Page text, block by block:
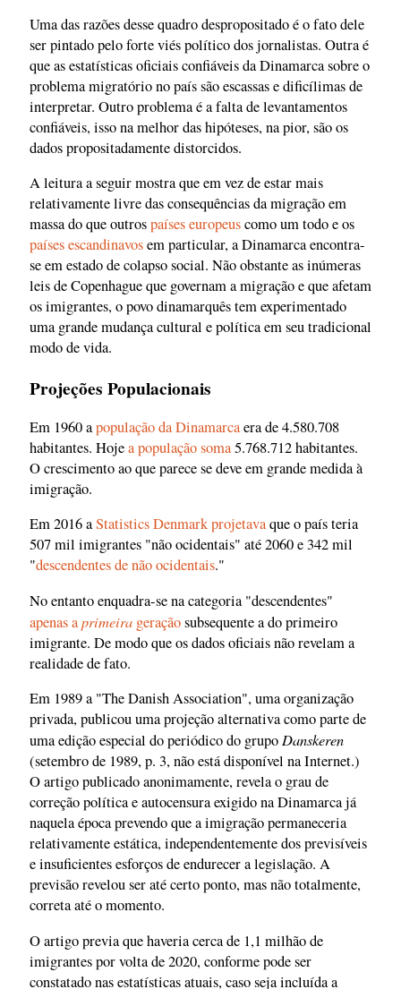
Uma das razões desse quadro despropositado é o fato dele
ser pintado pelo forte viés político dos jornalistas. Outra é
que as estatísticas oficiais confiáveis da Dinamarca sobre o
problema migratório no país são escassas e dificílimas de
interpretar. Outro problema é a falta de levantamentos
confiáveis, isso na melhor das hipóteses, na pior, são os
dados propositadamente distorcidos.
A leitura a seguir mostra que em vez de estar mais
relativamente livre das consequências da migração em
massa do que outrospaíses europeuscomo um todo e os
países escandinavosem particular, a Dinamarca encontra-
se em estado de colapso social. Não obstante as inúmeras
leis de Copenhague que governam a migração e que afetam
os imigrantes, o povo dinamarquês tem experimentado
uma grande mudança cultural e política em seu tradicional
modo de vida.
Projeções Populacionais
Em 1960 apopulação da Dinamarcaera de 4.580.708
habitantes. Hojea população soma5.768.712 habitantes.
O crescimento ao que parece se deve em grande medida à
imigração.
Em 2016 aStatistics Denmark projetavaque o país teria
507 mil imigrantes "não ocidentais" até 2060 e 342 mil
"descendentes de não ocidentais."
No entanto enquadra-se na categoria "descendentes"
apenas aprimeira geraçãosubsequente a do primeiro
imigrante. De modo que os dados oficiais não revelam a
realidade de fato.
Em 1989 a "The Danish Association", uma organização
privada, publicou uma projeção alternativa como parte de
uma edição especial do periódico do grupo Danskeren
(setembro de 1989, p. 3, não está disponível na Internet.)
O artigo publicado anonimamente, revela o grau de
correção política e autocensura exigido na Dinamarca já
naquela época prevendo que a imigração permaneceria
relativamente estática, independentemente dos previsíveis
e insuficientes esforços de endurecer a legislação. A
previsão revelou ser até certo ponto, mas não totalmente,
correta até o momento.
O artigo previa que haveria cerca de 1,1 milhão de
imigrantes por volta de 2020, conforme pode ser
constatado nas estatísticas atuais, caso seja incluída a